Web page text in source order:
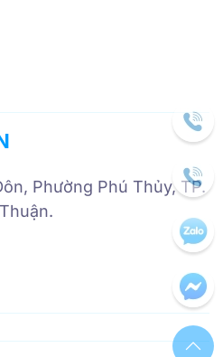
Phường Phú Thủy, TP.